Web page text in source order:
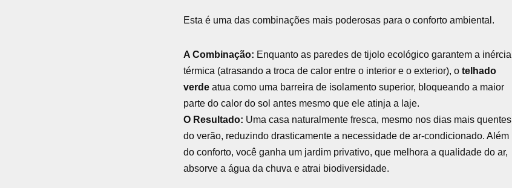
Esta é uma das combinações mais poderosas para o conforto ambiental.
A Combinação: Enquanto as paredes de tijolo ecológico garantem a inércia
térmica (atrasando a troca de calor entre o interior e o exterior), o telhado
verdeatua como uma barreira de isolamento superior, bloqueando a maior
parte do calor do sol antes mesmo que ele atinja a laje.
O Resultado: Uma casa naturalmente fresca, mesmo nos dias mais quentes
do verão, reduzindo drasticamente a necessidade de ar-condicionado. Além
do conforto, você ganha um jardim privativo, que melhora a qualidade do ar,
absorve a água da chuva e atrai biodiversidade.